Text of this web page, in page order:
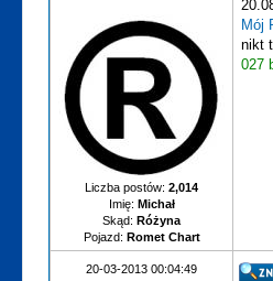
Liczba postów:2,014
Imię: Michał
Skąd: Różyna
Pojazd: Romet Chart
Mój
nikt
027
20-03-2013 00:04:49